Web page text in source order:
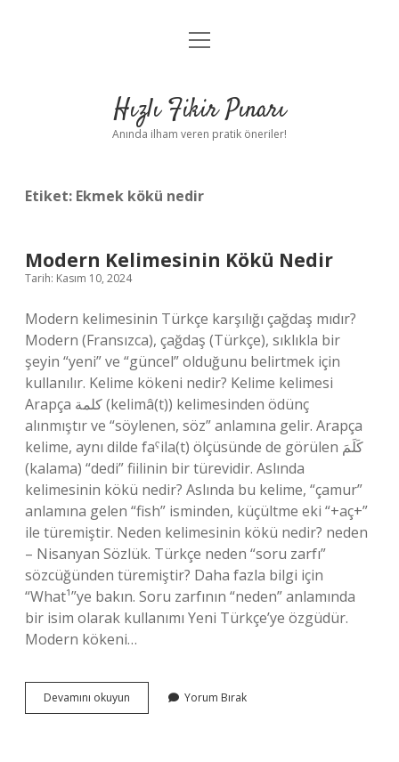
Anasayfa
Yasal Uyarı
menüyü
Hızlı Fikir Pınarı
Anında ilham veren pratik öneriler!
Etiket: Ekmek kökü nedir
Modern Kelimesinin Kökü Nedir
Tarih: Kasım 10, 2024
Modern kelimesinin Türkçe karşılığı çağdaş mıdır?
Modern (Fransızca), çağdaş (Türkçe), sıklıkla bir
şeyin “yeni” ve “güncel” olduğunu belirtmek için
kullanılır. Kelime kökeni nedir? Kelime kelimesi
Arapça كلمة (kelimâ(t)) kelimesinden ödünç
alınmıştır ve “söylenen, söz” anlamına gelir. Arapça
kelime, aynı dilde faˁila(t) ölçüsünde de görülen كَلَمَ
(kalama) “dedi” fiilinin bir türevidir. Aslında
kelimesinin kökü nedir? Aslında bu kelime, “çamur”
anlamına gelen “fish” isminden, küçültme eki “+aç+”
ile türemiştir. Neden kelimesinin kökü nedir? neden
– Nisanyan Sözlük. Türkçe neden “soru zarfı”
sözcüğünden türemiştir? Daha fazla bilgi için
“What¹”ye bakın. Soru zarfının “neden” anlamında
bir isim olarak kullanımı Yeni Türkçe’ye özgüdür.
Modern kökeni…
Devamını okuyun Modern
Kelimesinin
Yorum Bırak